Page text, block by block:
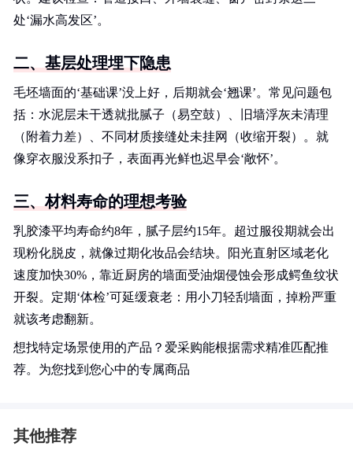
处‘漏水高发区’。
二、基层处理埋下隐患
毛坯墙面的‘基础课’没上好，后期就会‘翘课’。常见问题包
括：水泥层未干透就批腻子（易空鼓）、旧墙浮灰未清理
（附着力差）、不同材质接缝处未挂网（收缩开裂）。就
像穿衣服没系扣子，表面再光鲜也迟早会‘敞怀’。
三、材料寿命的理想考验
乳胶漆平均寿命约8年，腻子层约15年。超过服役期就会出
现粉化脱皮，就像过期化妆品会结块。阳光直射区域老化
速度加快30%，靠近厨房的墙面受油烟侵蚀会形成鳄鱼纹状
开裂。定期‘体检’可延缓衰老：用小刀轻刮墙面，掉粉严重
就该考虑翻新。
想找特定场景使用的产品？爱采购能根据需求精准匹配推
荐。为您找到您心中的专属商品
其他推荐